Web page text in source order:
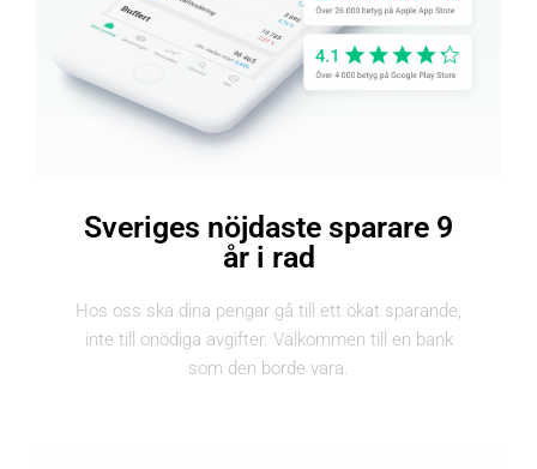
Sveriges nöjdaste sparare 9
år i rad
Hos oss ska dina pengar gå till ett ökat sparande,
inte till onödiga avgifter. Välkommen till en bank
som den borde vara.